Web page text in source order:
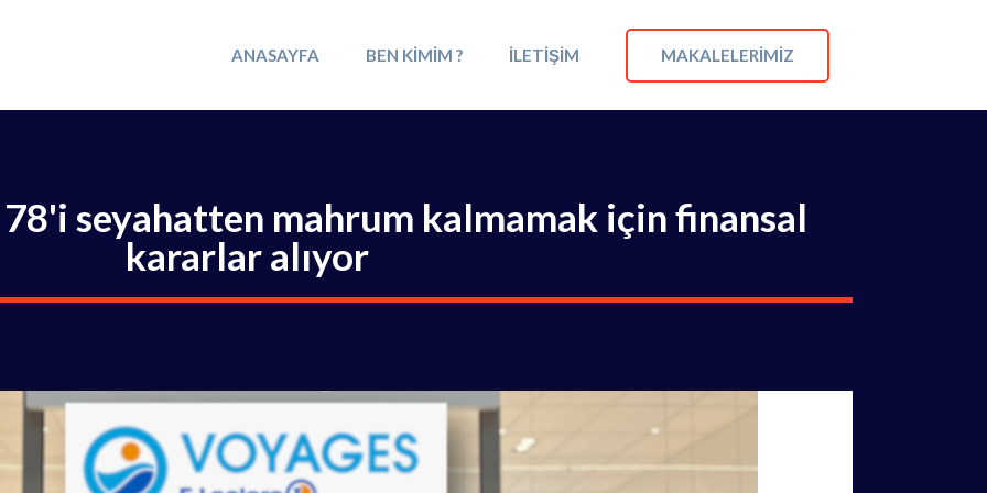
ANASAYFA BEN KIMIM ? İLETIŞIM MAKALELERIMIZ
78'i seyahatten mahrum kalmamak için finansal
kararlar alıyor